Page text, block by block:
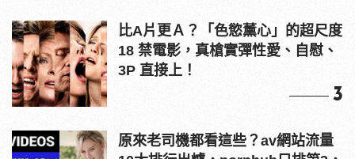
比A片更Ａ？「色慾薰心」的超尺度
18 禁電影，真槍實彈性愛、自慰、
3P 直接上！
3
原來老司機都看這些？av網站流量